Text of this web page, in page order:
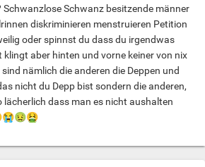
Schwanzlose Schwanz besitzende männer
diskriminieren menstruieren Petition
oder spinnst du dass du irgendwas
klingt aber hinten und vorne keiner von nix
nämlich die anderen die Deppen und
nicht du Depp bist sondern die anderen,
lächerlich dass man es nicht aushalten
😭🤢🤮